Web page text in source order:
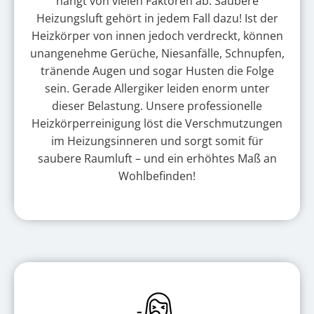
Heizungsluft gehört in jedem Fall dazu! Ist der
Heizkörper von innen jedoch verdreckt, können
unangenehme Gerüche, Niesanfälle, Schnupfen,
tränende Augen und sogar Husten die Folge
sein. Gerade Allergiker leiden enorm unter
dieser Belastung. Unsere professionelle
Heizkörperreinigung löst die Verschmutzungen
im Heizungsinneren und sorgt somit für
saubere Raumluft – und ein erhöhtes Maß an
Wohlbefinden!